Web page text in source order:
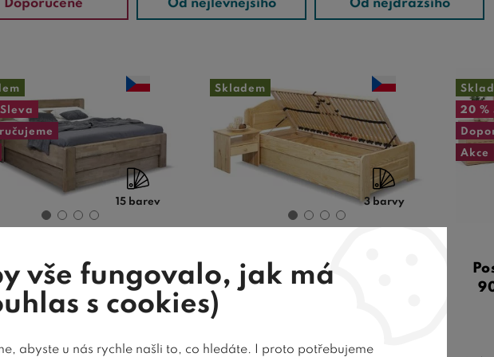
Doporučené Od nejlevnějšího Od nejdražšího
Sleva
15 barev
dvoulůžko s úložným
Primátor, masiv
buk
Skladem
3 barvy
Postel jednolůžko s
úložným prostorem LADA,
90x200cm, masiv borovice
20 %
Akce
vše fungovalo, jak má
s cookies)
abyste u nás rychle našli to, co hledáte. I proto potřebujeme